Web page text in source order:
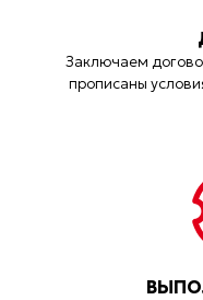
Заключаем
прописаны